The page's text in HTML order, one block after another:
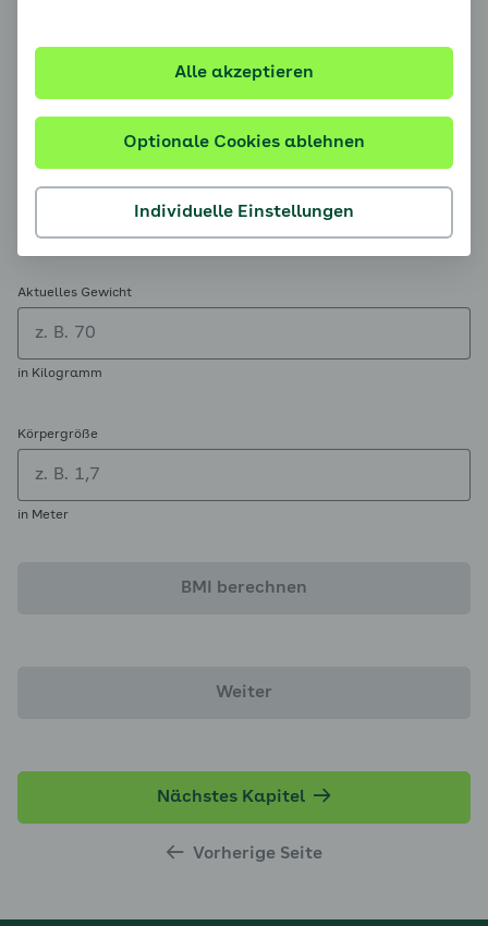
Aktuelles Gewicht und Körpergröße
Aktuelles Gewicht
in Kilogramm
Körpergröße
in Meter
BMI berechnen
Weiter
Vorherige Seite
Nächstes Kapitel
Individuelle Einstellungen
Optionale Cookies ablehnen
Alle akzeptieren